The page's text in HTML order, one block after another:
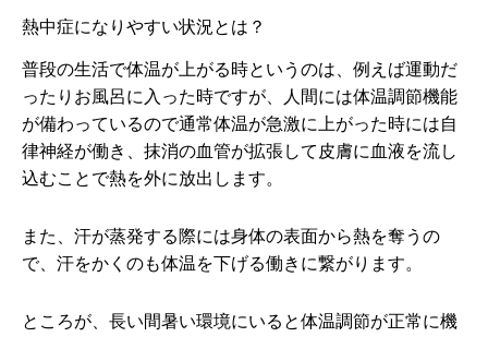
熱中症になりやすい状況とは？
普段の生活で体温が上がる時というのは、例えば運動だ
ったりお風呂に入った時ですが、人間には体温調節機能
が備わっているので通常体温が急激に上がった時には自
律神経が働き、抹消の血管が拡張して皮膚に血液を流し
込むことで熱を外に放出します。
また、汗が蒸発する際には身体の表面から熱を奪うの
で、汗をかくのも体温を下げる働きに繋がります。
ところが、長い間暑い環境にいると体温調節が正常に機